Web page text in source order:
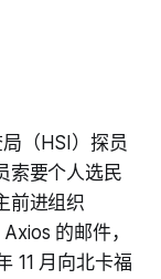
（HSI）探员
索要个人选民
前进组织
的邮件，
11 月向北卡福